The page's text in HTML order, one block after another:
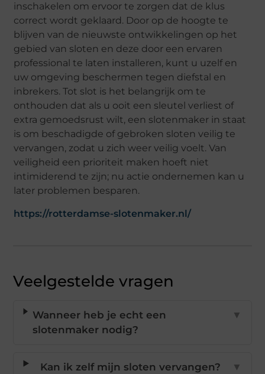
inschakelen om ervoor te zorgen dat de klus
correct wordt geklaard. Door op de hoogte te
blijven van de nieuwste ontwikkelingen op het
gebied van sloten en deze door een ervaren
professional te laten installeren, kunt u uzelf en
uw omgeving beschermen tegen diefstal en
inbrekers. Tot slot is het belangrijk om te
onthouden dat als u ooit een sleutel verliest of
extra gemoedsrust wilt, een slotenmaker in staat
is om beschadigde of gebroken sloten veilig te
vervangen, zodat u zich weer veilig voelt. Van
veiligheid een prioriteit maken hoeft niet
intimiderend te zijn; nu actie ondernemen kan u
later problemen besparen.
https://rotterdamse-slotenmaker.nl/
Veelgestelde vragen
Wanneer heb je echt een
slotenmaker nodig?
▼
Kan ik zelf mijn sloten vervangen? ▼